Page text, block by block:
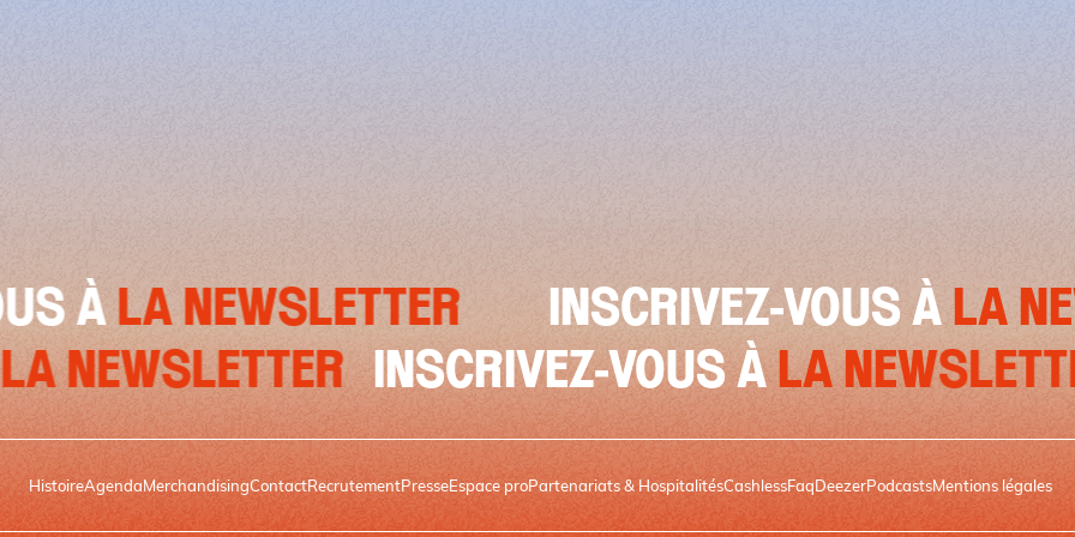
NEWSLETTER INSCRIVEZ-VOUS ÀLA
ÀLA NEWSLETTER INSCRIVEZ-VOUS ÀLA
HistoireAgendaMerchandisingContactRecrutementPresseEspace proPartenariats & HospitalitésCashlessFaqDeezerPodcastsMentions légales